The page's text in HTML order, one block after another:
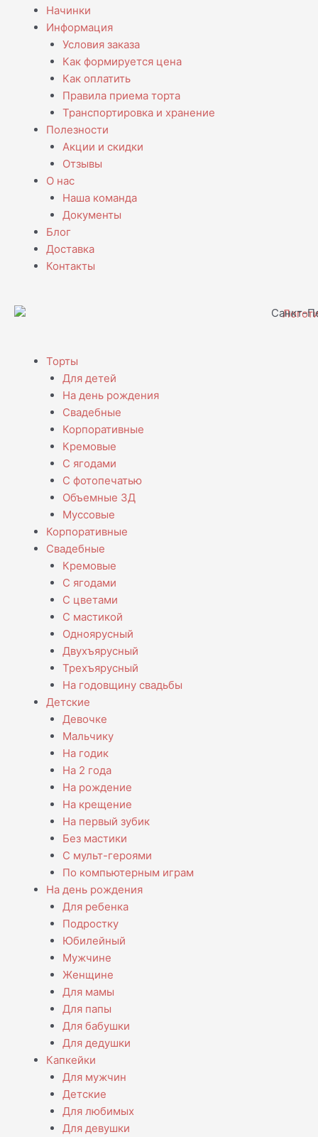
Начинки
Информация
Условия заказа
Как формируется цена
Как оплатить
Правила приема торта
Транспортировка и хранение
Полезности
Акции и скидки
Отзывы
О нас
Наша команда
Документы
Блог
Доставка
Контакты
Санкт-
Торты
Для детей
На день рождения
Свадебные
Корпоративные
Кремовые
С ягодами
С фотопечатью
Объемные 3Д
Муссовые
Корпоративные
Свадебные
Кремовые
С ягодами
С цветами
С мастикой
Одноярусный
Двухъярусный
Трехъярусный
На годовщину свадьбы
Детские
Девочке
Мальчику
На годик
На 2 года
На рождение
На крещение
На первый зубик
Без мастики
С мульт-героями
По компьютерным играм
На день рождения
Для ребенка
Подростку
Юбилейный
Мужчине
Женщине
Для мамы
Для папы
Для бабушки
Для дедушки
Капкейки
Для мужчин
Детские
Для любимых
Для девушки
Menu